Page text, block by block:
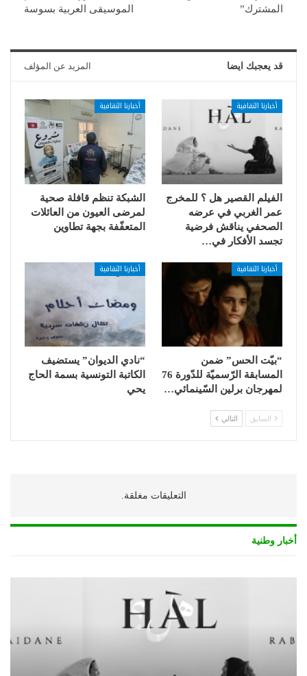
المشترك”
الموسيقى العربية بسوسة
قد يعجبك ايضا المزيد عن المؤلف
أخبارنا الثقافية
الفيلم القصير هل ؟ للمخرج
عمر الغربي في عرضه
الصحفي يناقش فرضية
تجسد الأفكار في…
أخبارنا الثقافية
الشبكة تنظم قافلة صحية
لمرضى العيون من العائلات
المتعفّفة بجهة تطاوين
أخبارنا الثقافية
“بيّت الحس” ضمن
المسابقة الرّسميّة للدّورة 76
لمهرجان برلين السّينمائي…
أخبارنا الثقافية
“نادي الديوان” يستضيف
الكاتبة التونسية بسمة الحاج
يحي
السابق التالي
التعليقات مغلقة.
أخبار وطنية